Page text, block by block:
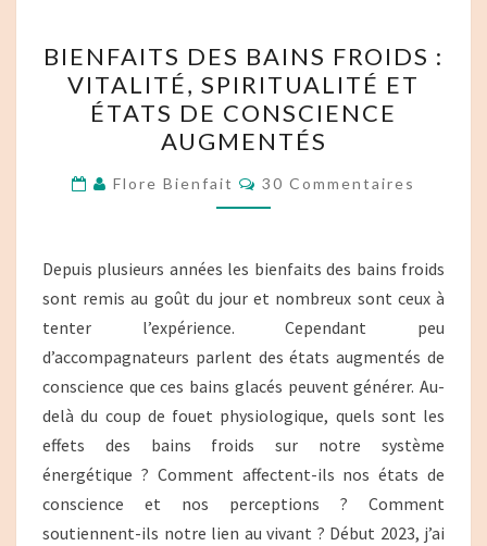
DES
BAINS
FROIDS :
VITALITÉ,
SPIRITUALITÉ
ET
DE
CONSCIENCE
AUGMENTÉS
BIENFAITS DES BAINS FROIDS :
VITALITÉ, SPIRITUALITÉ ET
ÉTATS DE CONSCIENCE
AUGMENTÉS
Flore Bienfait Commentaires
30 Commentaires
Depuis plusieurs années les bienfaits des bains froids
sont remis au goût du jour et nombreux sont ceux à
tenter l’expérience. Cependant peu
d’accompagnateurs parlent des états augmentés de
conscience que ces bains glacés peuvent générer. Au-
delà du coup de fouet physiologique, quels sont les
effets des bains froids sur notre système
énergétique ? Comment affectent-ils nos états de
conscience et nos perceptions ? Comment
soutiennent-ils notre lien au vivant ? Début 2023, j’ai